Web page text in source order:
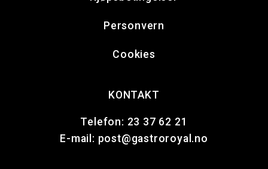
Personvern
Cookies
KONTAKT
Telefon: 23 37 62 21
E-mail: post@gastroroyal.no